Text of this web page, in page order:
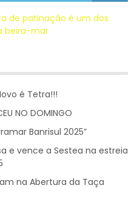
de patinação é um dos
beira-mar
é Tetra!!!
NO DOMINGO
Banrisul 2025”
e vence a Sestea na estreia
na Abertura da Taça